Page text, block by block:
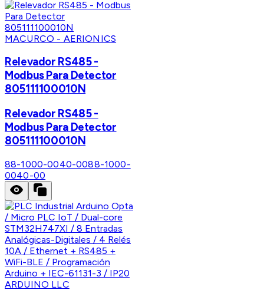
MACURCO - AERIONICS
Relevador RS485 -
Modbus Para Detector
805111100010N
Relevador RS485 -
Modbus Para Detector
805111100010N
88-1000-0040-0088-1000-
0040-00
ARDUINO LLC